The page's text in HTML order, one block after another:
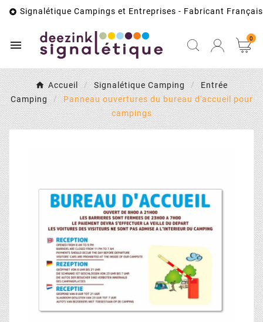
 Signalétique Campings et Entreprises - Fabricant Français
 0
Accueil Signalétique Camping
Entrée
Camping
Panneau ouvertures du bureau d'accueil pour
campings